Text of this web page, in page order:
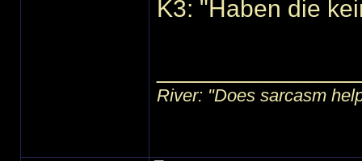
K3: "Haben die
River: "Does sarcasm